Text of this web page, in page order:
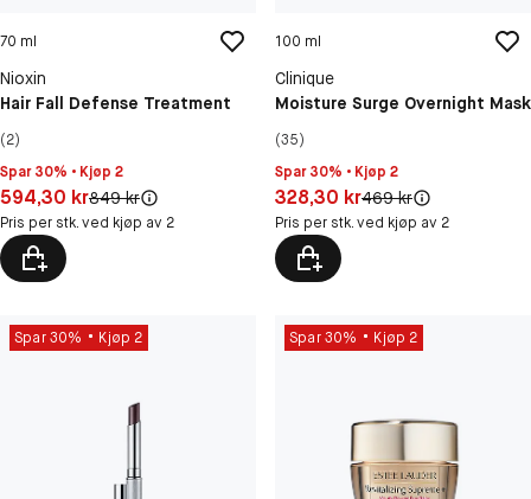
70 ml
Nioxin
Hair Fall Defense Treatment
(2)
Spar 30% • Kjøp 2
Pris: 594,30 kr
594,30 krOriginal pris:
849 kr
Pris per stk. ved kjøp av 2
100 ml
Clinique
Moisture Surge Overnight Mask
(35)
Spar 30% • Kjøp 2
Pris: 328,30 kr
328,30 krOriginal pris:
469 kr
Pris per stk. ved kjøp av 2
Spar 30% Kjøp 2 Spar 30% Kjøp 2